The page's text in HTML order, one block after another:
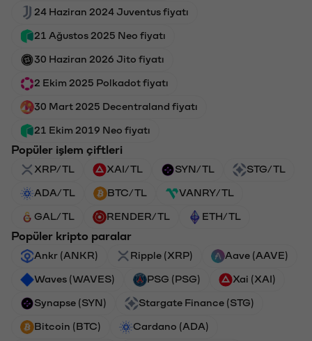
24 Haziran 2024 Juventus fiyatı
21 Ağustos 2025 Neo fiyatı
30 Haziran 2026 Jito fiyatı
2 Ekim 2025 Polkadot fiyatı
30 Mart 2025 Decentraland fiyatı
21 Ekim 2019 Neo fiyatı
Popüler işlem çiftleri
XRP/TL XAI/TL SYN/TL STG/TL
ADA/TL BTC/TL VANRY/TL
GAL/TL RENDER/TL ETH/TL
Popüler kripto paralar
Ankr (ANKR) Ripple (XRP) Aave (AAVE)
Waves (WAVES) PSG (PSG) Xai (XAI)
Synapse (SYN) Stargate Finance (STG)
Bitcoin (BTC) Cardano (ADA)